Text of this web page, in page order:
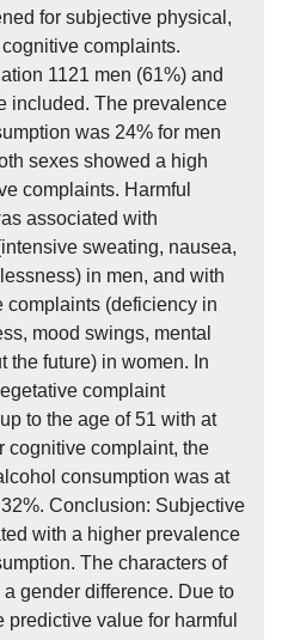
for subjective physical,
complaints.
1121 men (61%) and
included. The prevalence
was 24% for men
sexes showed a high
complaints. Harmful
associated with
sweating, nausea,
in men, and with
complaints (deficiency in
mood swings, mental
the future) in women. In
complaint
to the age of 51 with at
cognitive complaint, the
consumption was at
Conclusion: Subjective
with a higher prevalence
The characters of
gender difference. Due to
value for harmful